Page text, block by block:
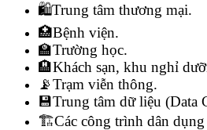
🛍️Trung tâm thương mại.
🏥Bệnh viện.
🏫Trường học.
🏨Khách sạn, khu nghỉ
📡Trạm viễn thông.
💾Trung tâm dữ liệu (Data
🏗️Các công trình dân dụng